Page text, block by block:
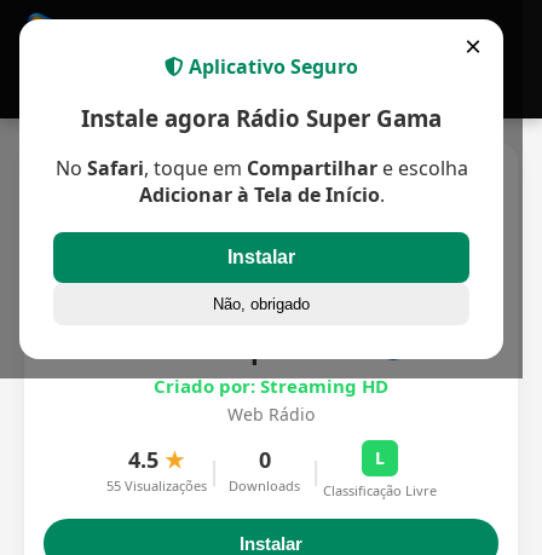
Criado por: Streaming HD
Web Rádio
4.5 ★
55 Visualizações | 0
Downloads | L
Classificação Livre
Instalar
×
Aplicativo Seguro
Instale agora Rádio Super Gama
No Safari, toque em Compartilhare escolha
Adicionar à Tela de Início.
Instalar
Não, obrigado